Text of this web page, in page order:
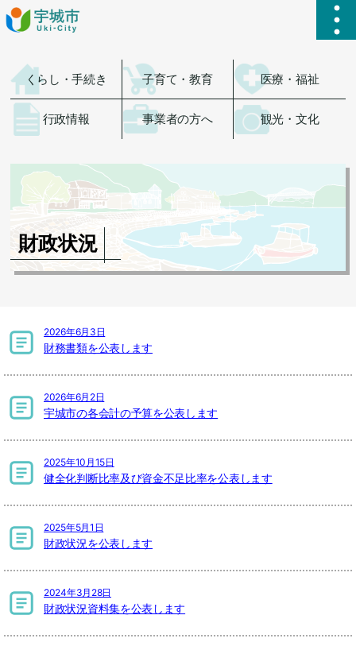
ハ
くらし・手続き 子育て・教育 医療・福祉
行政情報 事業者の方へ 観光・文化
財政状況
2026年6月3日
財務書類を公表します
2026年6月2日
宇城市の各会計の予算を公表します
2025年10月15日
健全化判断比率及び資金不足比率を公表します
2025年5月1日
財政状況を公表します
2024年3月28日
財政状況資料集を公表します